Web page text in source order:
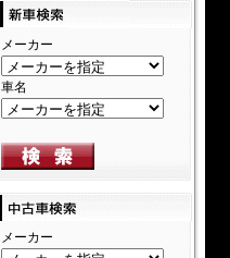
メーカー
車名
メーカー